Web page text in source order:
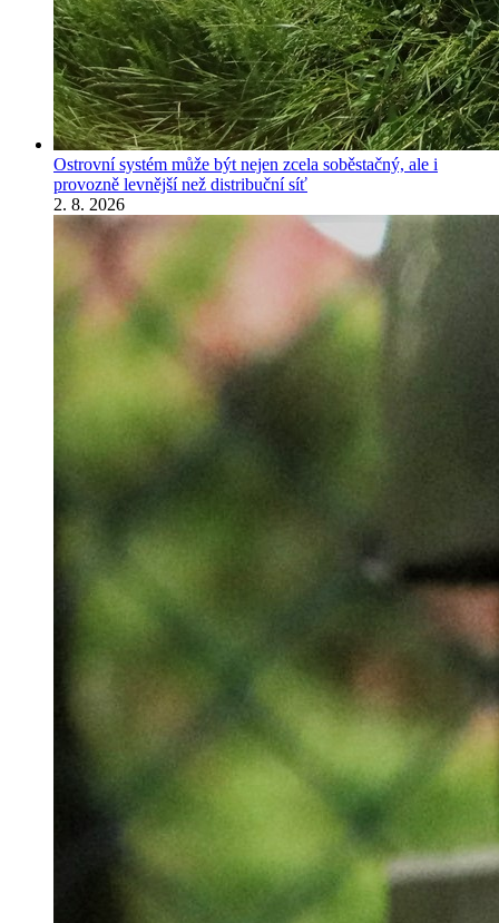
Ostrovní systém může být nejen zcela soběstačný, ale i
provozně levnější než distribuční síť
2. 8. 2026